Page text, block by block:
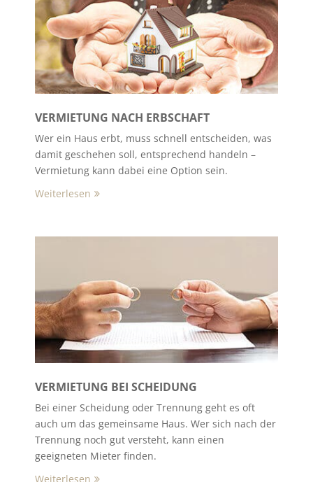
VERMIETUNG NACH ERBSCHAFT
Wer ein Haus erbt, muss schnell entscheiden, was
damit geschehen soll, entsprechend handeln –
Vermietung kann dabei eine Option sein.
Weiterlesen
VERMIETUNG BEI SCHEIDUNG
Bei einer Scheidung oder Trennung geht es oft
auch um das gemeinsame Haus. Wer sich nach der
Trennung noch gut versteht, kann einen
geeigneten Mieter finden.
Weiterlesen